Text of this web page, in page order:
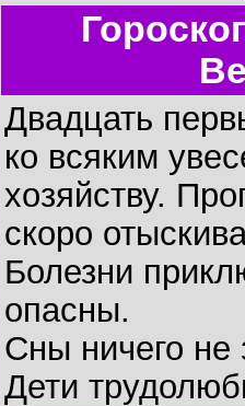
Двадцать
ко всяким
хозяйству.
скоро
Болезни
опасны.
Сны ничего не
Дети